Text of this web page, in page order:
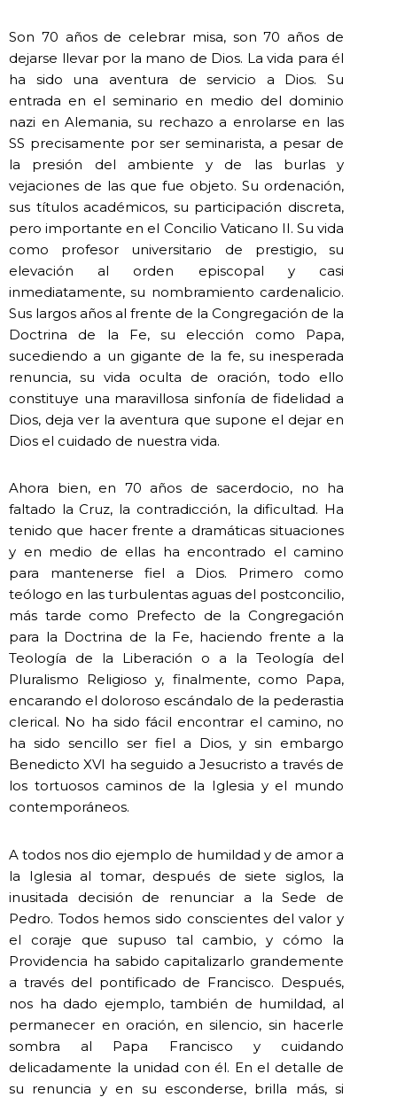
Son 70 años de celebrar misa, son 70 años de
dejarse llevar por la mano de Dios. La vida para él
ha sido una aventura de servicio a Dios. Su
entrada en el seminario en medio del dominio
nazi en Alemania, su rechazo a enrolarse en las
SS precisamente por ser seminarista, a pesar de
la presión del ambiente y de las burlas y
vejaciones de las que fue objeto. Su ordenación,
sus títulos académicos, su participación discreta,
pero importante en el Concilio Vaticano II. Su vida
como profesor universitario de prestigio, su
elevación al orden episcopal y casi
inmediatamente, su nombramiento cardenalicio.
Sus largos años al frente de la Congregación de la
Doctrina de la Fe, su elección como Papa,
sucediendo a un gigante de la fe, su inesperada
renuncia, su vida oculta de oración, todo ello
constituye una maravillosa sinfonía de fidelidad a
Dios, deja ver la aventura que supone el dejar en
Dios el cuidado de nuestra vida.
Ahora bien, en 70 años de sacerdocio, no ha
faltado la Cruz, la contradicción, la dificultad. Ha
tenido que hacer frente a dramáticas situaciones
y en medio de ellas ha encontrado el camino
para mantenerse fiel a Dios. Primero como
teólogo en las turbulentas aguas del postconcilio,
más tarde como Prefecto de la Congregación
para la Doctrina de la Fe, haciendo frente a la
Teología de la Liberación o a la Teología del
Pluralismo Religioso y, finalmente, como Papa,
encarando el doloroso escándalo de la pederastia
clerical. No ha sido fácil encontrar el camino, no
ha sido sencillo ser fiel a Dios, y sin embargo
Benedicto XVI ha seguido a Jesucristo a través de
los tortuosos caminos de la Iglesia y el mundo
contemporáneos.
A todos nos dio ejemplo de humildad y de amor a
la Iglesia al tomar, después de siete siglos, la
inusitada decisión de renunciar a la Sede de
Pedro. Todos hemos sido conscientes del valor y
el coraje que supuso tal cambio, y cómo la
Providencia ha sabido capitalizarlo grandemente
a través del pontificado de Francisco. Después,
nos ha dado ejemplo, también de humildad, al
permanecer en oración, en silencio, sin hacerle
sombra al Papa Francisco y cuidando
delicadamente la unidad con él. En el detalle de
su renuncia y en su esconderse, brilla más, si